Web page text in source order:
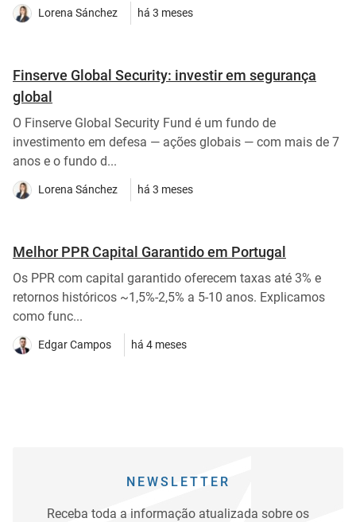
Lorena Sánchez há 3 meses
Finserve Global Security: investir em segurança
global
O Finserve Global Security Fund é um fundo de
investimento em defesa — ações globais — com mais de 7
anos e o fundo d...
Lorena Sánchez há 3 meses
Melhor PPR Capital Garantido em Portugal
Os PPR com capital garantido oferecem taxas até 3% e
retornos históricos ~1,5%-2,5% a 5-10 anos. Explicamos
como func...
Edgar Campos há 4 meses
NEWSLETTER
Receba toda a informação atualizada sobre os